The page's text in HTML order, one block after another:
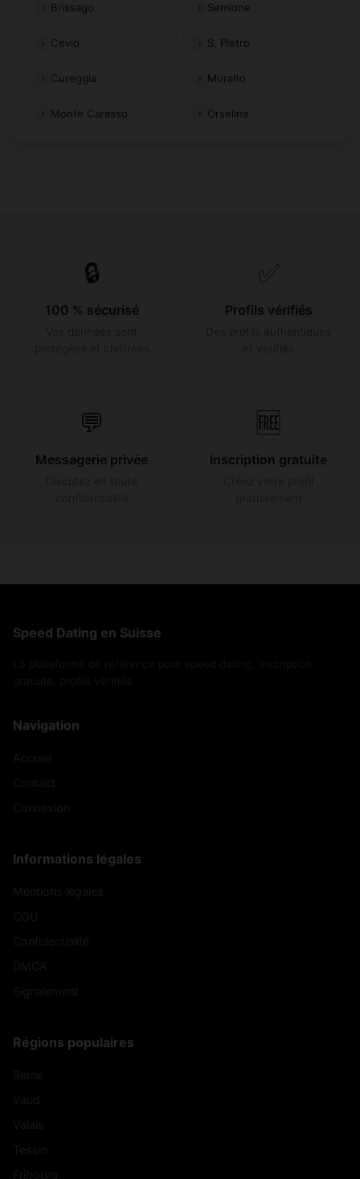
Brissago Semione
Cevio S. Pietro
Cureggia Muralto
Monte Carasso Orselina
🔒
100 % sécurisé
✅
Profils vérifiés
💬
Messagerie privée
🆓
Inscription gratuite
Speed Dating en Suisse
Navigation
Informations légales
Régions populaires